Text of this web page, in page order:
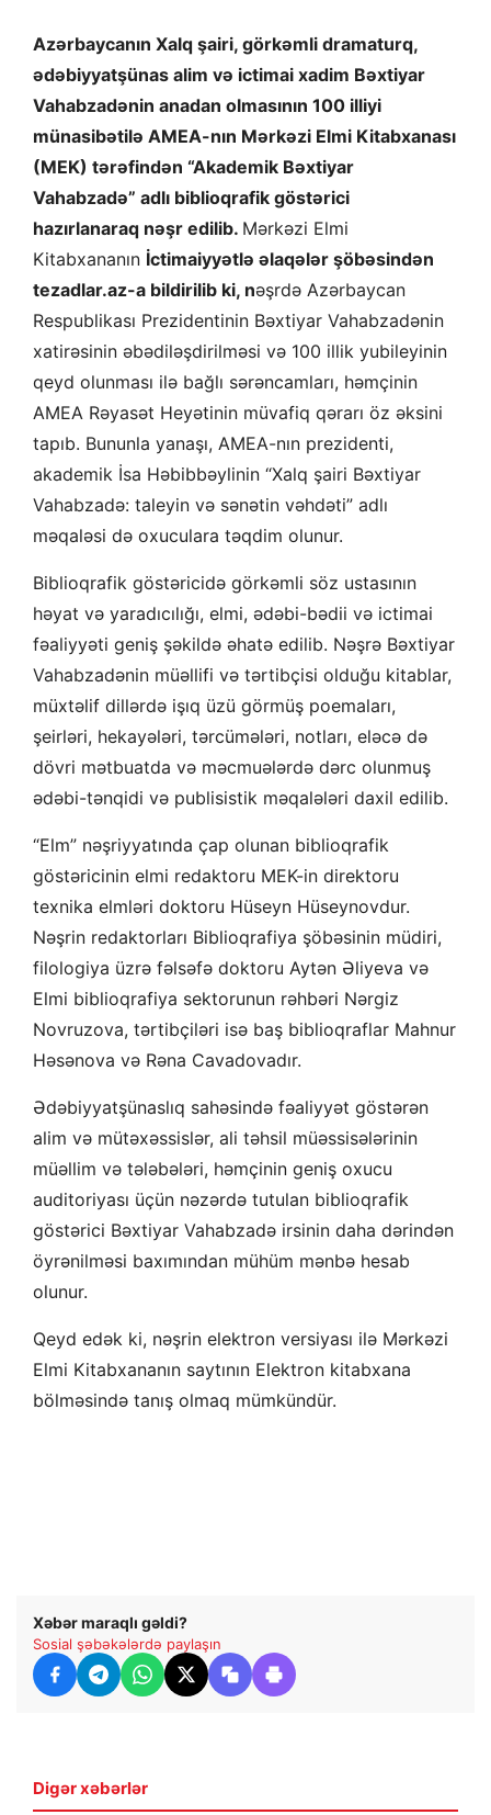
Azərbaycanın Xalq şairi, görkəmli dramaturq,
ədəbiyyatşünas alim və ictimai xadim Bəxtiyar
Vahabzadənin anadan olmasının 100 illiyi
münasibətilə AMEA-nın Mərkəzi Elmi Kitabxanası
(MEK) tərəfindən “Akademik Bəxtiyar
Vahabzadə” adlı biblioqrafik göstərici
hazırlanaraq nəşr edilib. Mərkəzi Elmi
Kitabxananın İctimaiyyətlə əlaqələr şöbəsindən
tezadlar.az-a bildirilib ki, nəşrdə Azərbaycan
Respublikası Prezidentinin Bəxtiyar Vahabzadənin
xatirəsinin əbədiləşdirilməsi və 100 illik yubileyinin
qeyd olunması ilə bağlı sərəncamları, həmçinin
AMEA Rəyasət Heyətinin müvafiq qərarı öz əksini
tapıb. Bununla yanaşı, AMEA-nın prezidenti,
akademik İsa Həbibbəylinin “Xalq şairi Bəxtiyar
Vahabzadə: taleyin və sənətin vəhdəti” adlı
məqaləsi də oxuculara təqdim olunur.
Biblioqrafik göstəricidə görkəmli söz ustasının
həyat və yaradıcılığı, elmi, ədəbi-bədii və ictimai
fəaliyyəti geniş şəkildə əhatə edilib. Nəşrə Bəxtiyar
Vahabzadənin müəllifi və tərtibçisi olduğu kitablar,
müxtəlif dillərdə işıq üzü görmüş poemaları,
şeirləri, hekayələri, tərcümələri, notları, eləcə də
dövri mətbuatda və məcmuələrdə dərc olunmuş
ədəbi-tənqidi və publisistik məqalələri daxil edilib.
“Elm” nəşriyyatında çap olunan biblioqrafik
göstəricinin elmi redaktoru MEK-in direktoru
texnika elmləri doktoru Hüseyn Hüseynovdur.
Nəşrin redaktorları Biblioqrafiya şöbəsinin müdiri,
filologiya üzrə fəlsəfə doktoru Aytən Əliyeva və
Elmi biblioqrafiya sektorunun rəhbəri Nərgiz
Novruzova, tərtibçiləri isə baş biblioqraflar Mahnur
Həsənova və Rəna Cavadovadır.
Ədəbiyyatşünaslıq sahəsində fəaliyyət göstərən
alim və mütəxəssislər, ali təhsil müəssisələrinin
müəllim və tələbələri, həmçinin geniş oxucu
auditoriyası üçün nəzərdə tutulan biblioqrafik
göstərici Bəxtiyar Vahabzadə irsinin daha dərindən
öyrənilməsi baxımından mühüm mənbə hesab
olunur.
Qeyd edək ki, nəşrin elektron versiyası ilə Mərkəzi
Elmi Kitabxananın saytının Elektron kitabxana
bölməsində tanış olmaq mümkündür.
Xəbər maraqlı gəldi?
Sosial şəbəkələrdə paylaşın
Digər xəbərlər